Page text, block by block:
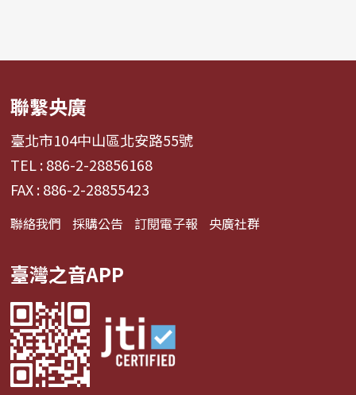
聯繫央廣
臺北市104中山區北安路55號
TEL : 886-2-28856168
FAX : 886-2-28855423
聯絡我們 採購公告 訂閱電子報 央廣社群
臺灣之音APP